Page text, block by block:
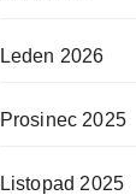
Leden 2026
Prosinec 2025
Listopad 2025